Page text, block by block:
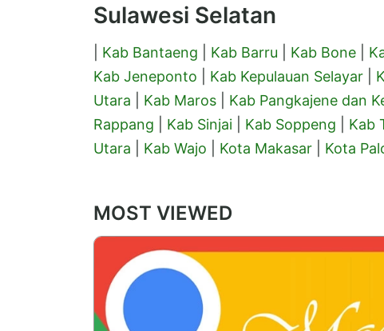
Sulawesi Selatan
Kab Bantaeng Kab Barru Kab Bone
Kab Jeneponto
Kab Kepulauan Selayar
Utara
Kab Maros Kab Pangkajene dan
Rappang
Kab Sinjai Kab Soppeng Kab
Utara
Kab Wajo Kota Makasar Kota
MOST VIEWED